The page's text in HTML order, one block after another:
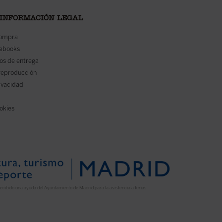
LEGAL
de entrega
una ayuda del Ayuntamiento de Madrid para la asistencia a ferias